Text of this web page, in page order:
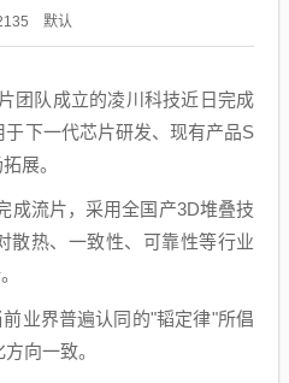
默认
团队成立的凌川科技近日完成
下一代芯片研发、现有产品S
展。
成流片，采用全国产3D堆叠技
散热、一致性、可靠性等行业
业界普遍认同的"韬定律"所倡
向一致。